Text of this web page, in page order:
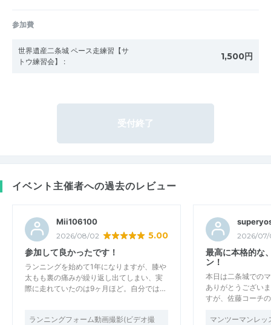
参加費
世界遺産二条城 ペース走練習【サ
トウ練習会】 : 1,500円
受付終了
イベント主催者への過去のレビュー
Mii106100
2026/08/02 5.00
参加して良かったです！
ランニングを始めて1年になりますが、膝や
太もも裏の痛みが繰り返し出てしまい、実
際に走れていたのは9ヶ月ほど。自分では…
ランニングフォーム動画撮影(ビデオ撮
2026/
最高に本格的な
ン！
本日は二条城での
ありがとうござい
すが、佐藤コーチ
マンツーマンレ